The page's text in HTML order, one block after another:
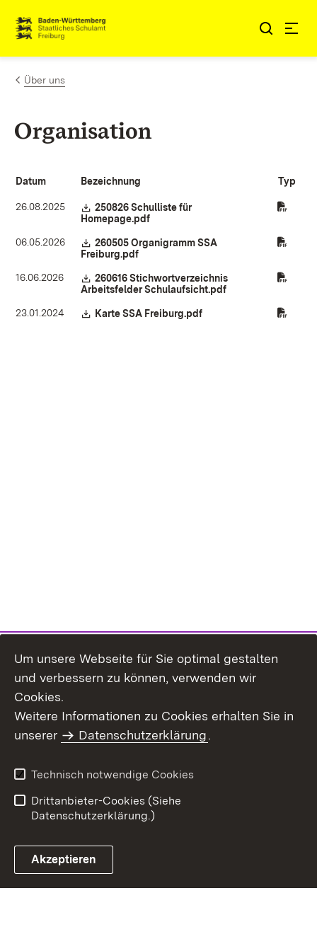
Zum Inhalt springen
Link zur Startseite
Über uns
Organisation
Datum Bezeichnung Typ
26.08.2025 Download:
250826 Schulliste für
Homepage.pdf
06.05.2026 Download:
260505 Organigramm SSA
Freiburg.pdf
16.06.2026 Download:
260616 Stichwortverzeichnis
Arbeitsfelder Schulaufsicht.pdf
23.01.2024 Download:
Karte SSA Freiburg.pdf(Öffnet in neuem
Benutzungshinweise
Erklärung zur
Um unsere Webseite für Sie optimal gestalten
und verbessern zu können, verwenden wir
Cookies.
Weitere Informationen zu Cookies erhalten Sie in
unserer
Datenschutzerklärung.
Technisch notwendige Cookies
Drittanbieter-Cookies (Siehe
Datenschutzerklärung.)
Akzeptieren